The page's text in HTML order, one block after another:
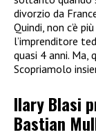
divorzio da
Quindi, non c’è
l’imprenditore
quasi 4 anni. Ma,
Scopriamolo
Ilary Blasi
Bastian